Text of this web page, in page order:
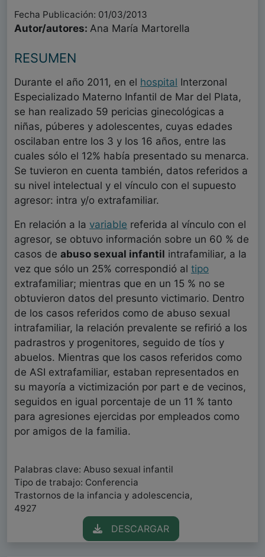
Fecha Publicación: 01/03/2013
Autor/autores: Ana María Martorella
RESUMEN
Durante el año 2011, en el hospital Interzonal
Especializado Materno Infantil de Mar del Plata,
se han realizado 59 pericias ginecológicas a
niñas, púberes y adolescentes, cuyas edades
oscilaban entre los 3 y los 16 años, entre las
cuales sólo el 12% había presentado su menarca.
Se tuvieron en cuenta también, datos referidos a
su nivel intelectual y el vínculo con el supuesto
agresor: intra y/o extrafamiliar.
En relación a la variable referida al vínculo con el
agresor, se obtuvo información sobre un 60 % de
casos de abuso sexual infantil intrafamiliar, a la
vez que sólo un 25% correspondió al tipo
extrafamiliar; mientras que en un 15 % no se
obtuvieron datos del presunto victimario. Dentro
de los casos referidos como de abuso sexual
intrafamiliar, la relación prevalente se refirió a los
padrastros y progenitores, seguido de tíos y
abuelos. Mientras que los casos referidos como
de ASI extrafamiliar, estaban representados en
su mayoría a victimización por part e de vecinos,
seguidos en igual porcentaje de un 11 % tanto
para agresiones ejercidas por empleados como
por amigos de la familia.
Palabras clave: Abuso sexual infantil
Tipo de trabajo: Conferencia
Trastornos de la infancia y adolescencia,
4927
DESCARGAR